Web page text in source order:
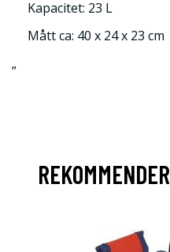
Kapacitet: 23 L
Mått ca: 40 x 24 x 23 cm
”